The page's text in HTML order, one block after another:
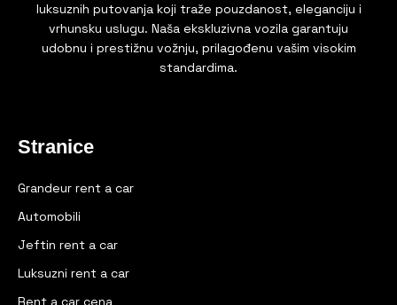
luksuznih putovanja koji traže pouzdanost, eleganciju i
vrhunsku uslugu. Naša ekskluzivna vozila garantuju
udobnu i prestižnu vožnju, prilagođenu vašim visokim
standardima.
Stranice
Grandeur rent a car
Automobili
Jeftin rent a car
Luksuzni rent a car